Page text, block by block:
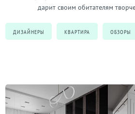
дарит своим обитателям
ДИЗАЙНЕРЫ КВАРТИРА ОБЗОРЫ